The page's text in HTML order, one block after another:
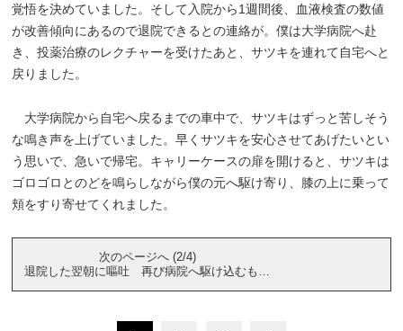
覚悟を決めていました。そして入院から1週間後、血液検査の数値
が改善傾向にあるので退院できるとの連絡が。僕は大学病院へ赴
き、投薬治療のレクチャーを受けたあと、サツキを連れて自宅へと
戻りました。
大学病院から自宅へ戻るまでの車中で、サツキはずっと苦しそう
な鳴き声を上げていました。早くサツキを安心させてあげたいとい
う思いで、急いで帰宅。キャリーケースの扉を開けると、サツキは
ゴロゴロとのどを鳴らしながら僕の元へ駆け寄り、膝の上に乗って
頬をすり寄せてくれました。
次のページへ (2/4)
退院した翌朝に嘔吐 再び病院へ駆け込むも…